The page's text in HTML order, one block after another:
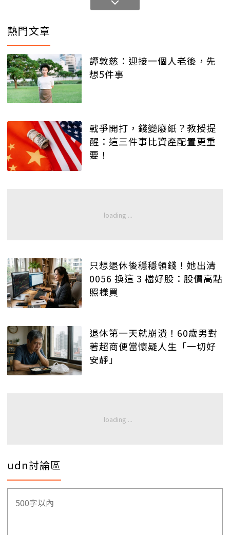
熱門文章
譚敦慈：迎接一個人老後，先
想5件事
戰爭開打，錢變廢紙？教授提
醒：這三件事比資產配置更重
要！
只想退休後穩穩領錢！她出清
0056 換這 3 檔好股：股價高點
照樣買
退休第一天就崩潰！60歲男對
著超商便當懷疑人生「一切好
安靜」
udn討論區